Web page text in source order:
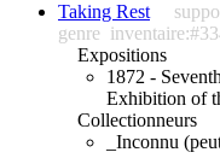
Taking Rest
genre
Expositions
1872 -
Exhibition of
Collectionneurs
_Inconnu